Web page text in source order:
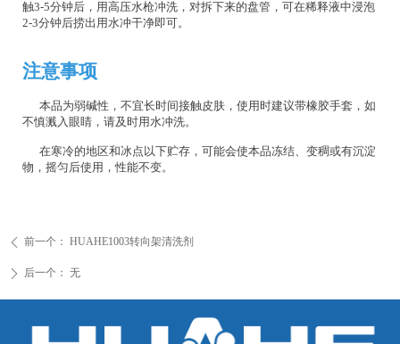
触3-5分钟后，用高压水枪冲洗，对拆下来的盘管，可在稀释液中浸泡
2-3分钟后捞出用水冲干净即可。
注意事项
本品为弱碱性，不宜长时间接触皮肤，使用时建议带橡胶手套，如
不慎溅入眼睛，请及时用水冲洗。
在寒冷的地区和冰点以下贮存，可能会使本品冻结、变稠或有沉淀
物，摇匀后使用，性能不变。
ꄴ 前一个： HUAHE1003转向架清洗剂
ꄲ 后一个： 无